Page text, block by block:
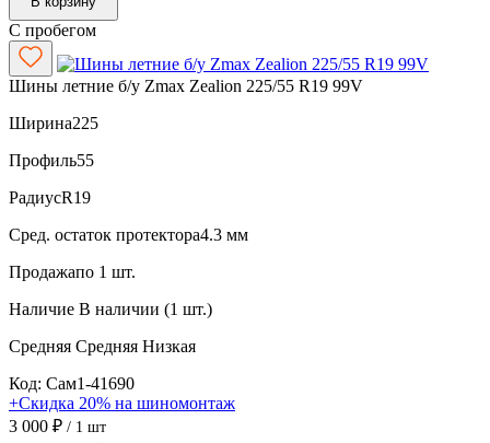
С пробегом
Шины летние б/у Zmax Zealion 225/55 R19 99V
Ширина225
Профиль55
РадиусR19
Сред. остаток протектора4.3 мм
Продажапо 1 шт.
Наличие В наличии (1 шт.)
Средняя Средняя Низкая
Код: Сам1-41690
+Скидка 20% на шиномонтаж
3 000 ₽ / 1 шт